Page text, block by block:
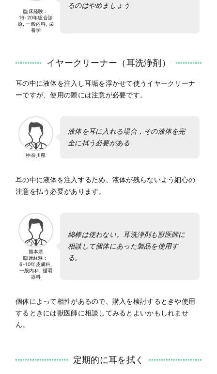
臨床経験：
16-20年総合診
療, 一般内科, 栄
養学
るのはやめましょう
イヤークリーナー（耳洗浄剤）
耳の中に液体を注入し耳垢を浮かせて使うイヤークリーナ
ーですが、使用の際には注意が必要です。
神奈川県
液体を耳に入れる場合，その液体を完
全に拭う必要がある
耳の中に液体を注入するため、液体が残らないよう細心の
注意を払う必要があります。
熊本県
臨床経験：
6-10年皮膚科,
一般内科, 循環
器科
綿棒は使わない。耳洗浄剤も獣医師に
相談して個体にあった製品を使用す
る。
個体によって相性があるので、購入を検討するときや使用
するときには獣医師に相談してみるとよいかもしれませ
ん。
定期的に耳を拭く